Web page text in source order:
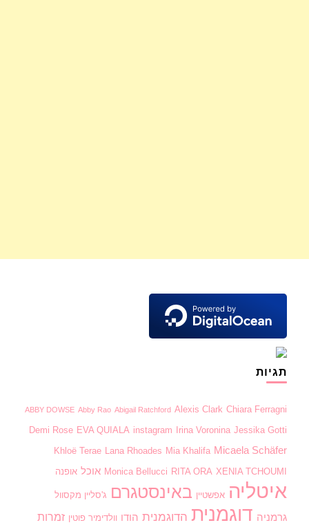
תגיות
ABBY DOWSE Abby Rao Abigail Ratchford Alexis Clark Chiara Ferragni
Demi Rose EVA QUIALA instagram Irina Voronina Jessika Gotti
Khloë Terae Lana Rhoades Mia Khalifa Micaela Schäfer
Monica Bellucci RITA ORA XENIA TCHOUMI אוכל אופנה
איטליה אפשטיין באינסטגרם ג'סליין מקסוול
גרמניה דוגמנית הדוגמנית הודו וולדימיר פוטין זמרות